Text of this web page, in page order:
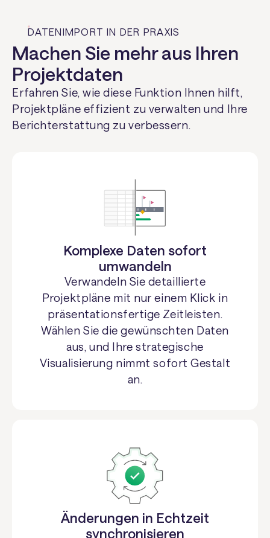
DATENIMPORT IN DER PRAXIS
Machen Sie mehr aus Ihren
Projektdaten
Erfahren Sie, wie diese Funktion Ihnen hilft,
Projektpläne effizient zu verwalten und Ihre
Berichterstattung zu verbessern.
Komplexe Daten sofort
umwandeln
Verwandeln Sie detaillierte
Projektpläne mit nur einem Klick in
präsentationsfertige Zeitleisten.
Wählen Sie die gewünschten Daten
aus, und Ihre strategische
Visualisierung nimmt sofort Gestalt
an.
Änderungen in Echtzeit
synchronisieren